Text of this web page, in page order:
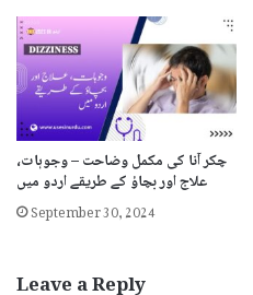
چکر آنا کی مکمل وضاحت – وجوہات،
علاج اور بچاؤ کے طریقے اردو میں
September 30, 2024
Leave a Reply